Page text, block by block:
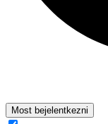
Most bejelentkezni